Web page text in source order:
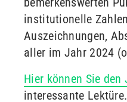
institutionelle
Auszeichnungen,
aller im Jahr 2024
Hier können Sie
interessante Lektüre.